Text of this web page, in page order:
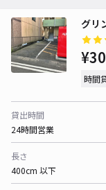
グリ
時間
貸出時間
24時間営業
長さ
400cm 以下